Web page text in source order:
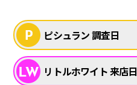
ピシュラン 調査日
リトルホワイト 来店日